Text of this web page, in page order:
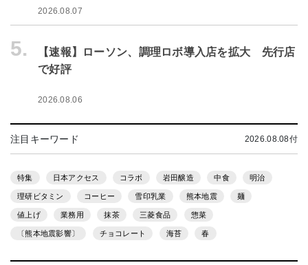
2026.08.07
5.
【速報】ローソン、調理ロボ導入店を拡大 先行店
で好評
2026.08.06
注目キーワード 2026.08.08付
特集 日本アクセス コラボ 岩田醸造 中食 明治
理研ビタミン コーヒー 雪印乳業 熊本地震 麺
値上げ 業務用 抹茶 三菱食品 惣菜
〔熊本地震影響〕 チョコレート 海苔 春